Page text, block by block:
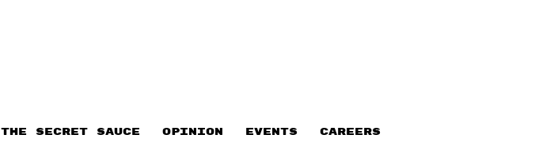
THE SECRET SAUCE​ OPINION EVENTS CAREERS